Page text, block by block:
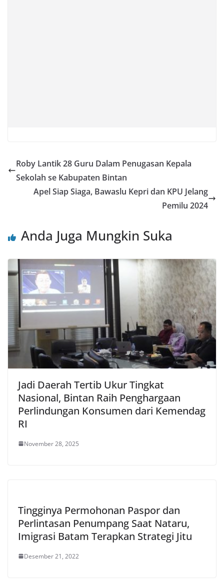
Roby Lantik 28 Guru Dalam Penugasan Kepala
Sekolah se Kabupaten Bintan
Apel Siap Siaga, Bawaslu Kepri dan KPU Jelang
Pemilu 2024
Anda Juga Mungkin Suka
Jadi Daerah Tertib Ukur Tingkat
Nasional, Bintan Raih Penghargaan
Perlindungan Konsumen dari Kemendag
RI
November 28, 2025
Tingginya Permohonan Paspor dan
Perlintasan Penumpang Saat Nataru,
Imigrasi Batam Terapkan Strategi Jitu
Desember 21, 2022